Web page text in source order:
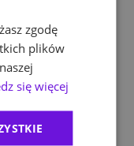
zgodę
plików
się więcej